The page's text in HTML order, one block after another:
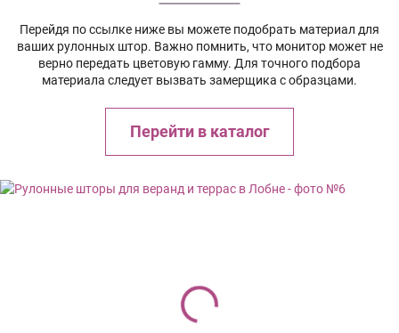
Перейдя по ссылке ниже вы можете подобрать материал для
ваших рулонных штор. Важно помнить, что монитор может не
верно передать цветовую гамму. Для точного подбора
материала следует вызвать замерщика с образцами.
Перейти в каталог